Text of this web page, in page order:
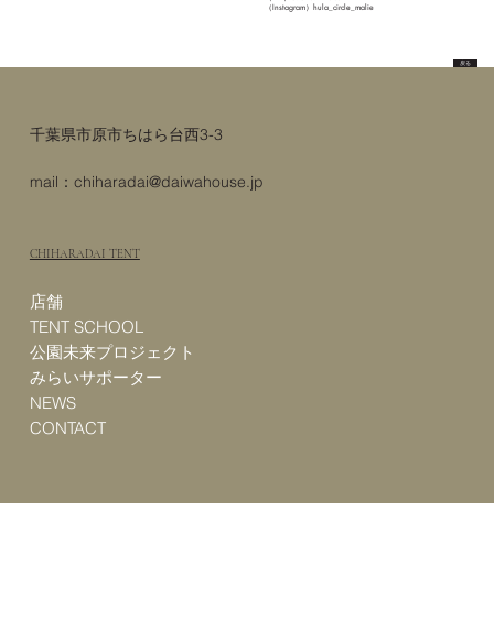
（Instagram）hula_circle_malie
戻る
​千葉県市原市ちはら台西3-3
mail： chiharadai@daiwahouse.jp
CHIHARADAI TENT
店舗
TENT SCHOOL
公園未来プロジェクト
みらいサポーター
NEWS
CONTACT